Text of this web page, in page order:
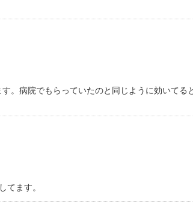
。病院でもらっていたのと同じように効いてる
ます。